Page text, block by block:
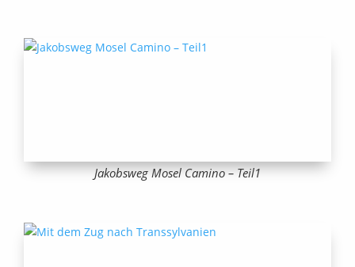
Jakobsweg Mosel Camino – Teil1